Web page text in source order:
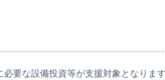
要な設備投資等が支援対象となります